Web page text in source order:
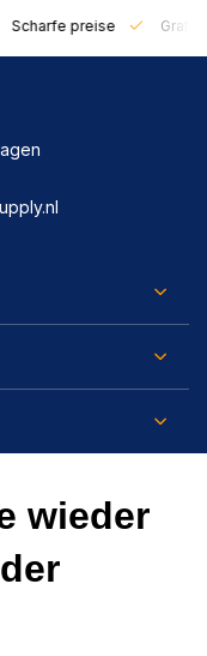
Scharfe preise Gratis
wieder